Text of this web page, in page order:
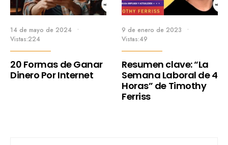
14 de mayo de 2024
•
Vistas:224
20 Formas de Ganar
Dinero Por Internet
9 de enero de 2023
•
Vistas:49
Resumen clave: “La
Semana Laboral de 4
Horas” de Timothy
Ferriss